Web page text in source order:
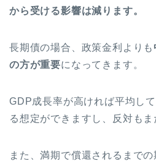
から受ける影響は減ります。
長期債の場合、政策金利よりも
の方が重要になってきます。
GDP成長率が高ければ平均し
る想定ができますし、反対もま
また、満期で償還されるまで